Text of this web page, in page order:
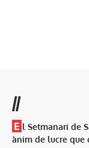
//
E l Setmanari de
ànim de lucre que